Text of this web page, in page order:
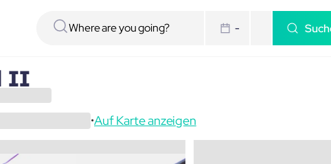
-
II
•Auf Karte anzeigen